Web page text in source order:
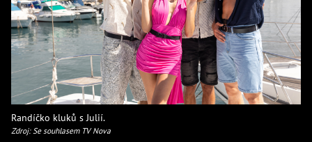
Randíčko kluků s Julií.
Zdroj: Se souhlasem TV Nova